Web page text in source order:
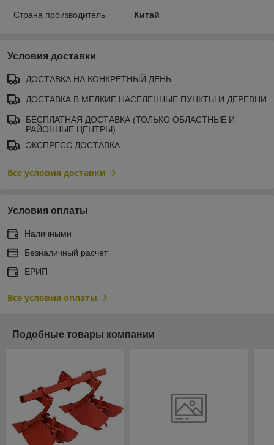
Страна производитель Китай
Условия доставки
ДОСТАВКА НА КОНКРЕТНЫЙ ДЕНЬ
ДОСТАВКА В МЕЛКИЕ НАСЕЛЕННЫЕ ПУНКТЫ И ДЕРЕВНИ
БЕСПЛАТНАЯ ДОСТАВКА (ТОЛЬКО ОБЛАСТНЫЕ И
РАЙОННЫЕ ЦЕНТРЫ)
ЭКСПРЕСС ДОСТАВКА
Все условия доставки
Условия оплаты
Наличными
Безналичный расчет
ЕРИП
Все условия оплаты
Подобные товары компании